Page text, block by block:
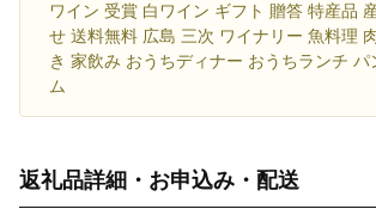
ワイン 受賞 白ワイン ギフト 贈答 特産品
せ 送料無料 広島 三次 ワイナリー 魚料理
き 家飲み おうちディナー おうちランチ パ
ム
返礼品詳細・お申込み・配送